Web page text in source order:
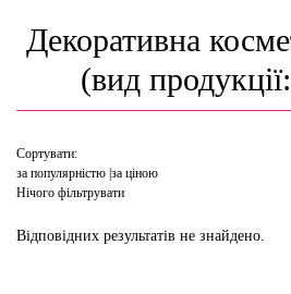
Декоративна
(вид
Сортувати:
за популярністю за ціною
Нічого фільтрувати
Відповідних результатів не знайдено.